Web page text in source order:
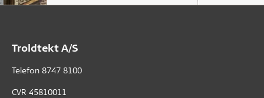
Troldtekt A/S
Telefon 8747 8100
CVR 45810011